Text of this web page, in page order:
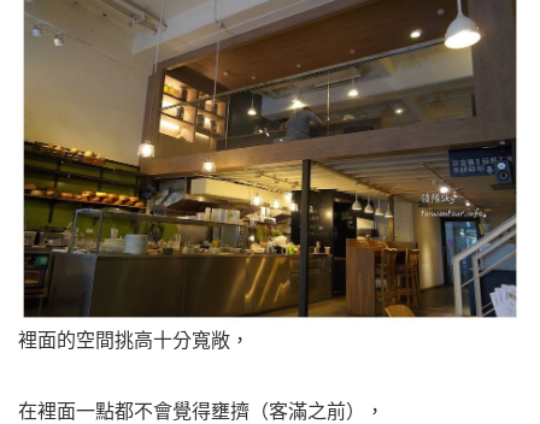
裡面的空間挑高十分寬敞，
在裡面一點都不會覺得壅擠（客滿之前），